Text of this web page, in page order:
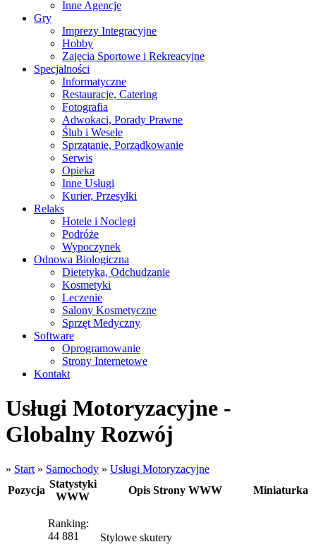
Inne Agencje
Gry
Imprezy Integracyjne
Hobby
Zajęcia Sportowe i Rekreacyjne
Specjalności
Informatyczne
Restauracje, Catering
Fotografia
Adwokaci, Porady Prawne
Ślub i Wesele
Sprzątanie, Porządkowanie
Serwis
Opieka
Inne Usługi
Kurier, Przesyłki
Relaks
Hotele i Noclegi
Podróże
Wypoczynek
Odnowa Biologiczna
Dietetyka, Odchudzanie
Kosmetyki
Leczenie
Salony Kosmetyczne
Sprzęt Medyczny
Software
Oprogramowanie
Strony Internetowe
Kontakt
Usługi Motoryzacyjne -
Globalny Rozwój
» Start » Samochody » Usługi Motoryzacyjne
Pozycja
Statystyki
WWW
Opis Strony WWW Miniaturka
Ranking:
44 881
Stylowe skutery